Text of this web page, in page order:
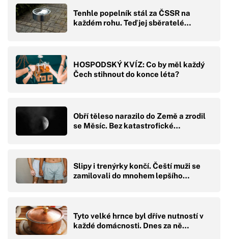
Tenhle popelník stál za ČSSR na
každém rohu. Teď jej sběratelé…
HOSPODSKÝ KVÍZ: Co by měl každý
Čech stihnout do konce léta?
Obří těleso narazilo do Země a zrodil
se Měsíc. Bez katastrofické…
Slipy i trenýrky končí. Čeští muži se
zamilovali do mnohem lepšího…
Tyto velké hrnce byl dříve nutností v
každé domácnosti. Dnes za ně…